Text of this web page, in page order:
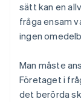
sätt kan en
fråga ensam
ingen
Man måste
Företaget i
det berörda